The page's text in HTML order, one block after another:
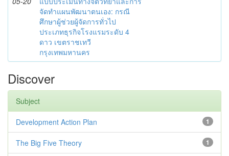
จัดทำแผนพัฒนาตนเอง: กรณี
ศึกษาผู้ช่วยผู้จัดการทั่วไป
ประเภทธุรกิจโรงแรมระดับ 4
ดาว เขตราชเทวี
กรุงเทพมหานคร
Discover
Subject
1
Development Action Plan
1
The Big Five Theory